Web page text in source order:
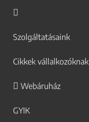
Szolgáltatásaink
Cikkek vállalkozóknak
Webáruház
GYIK